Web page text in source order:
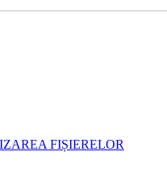
FIȘIERELOR